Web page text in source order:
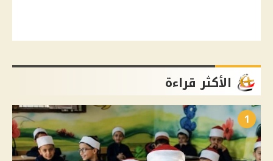
الأكثر قراءة
1